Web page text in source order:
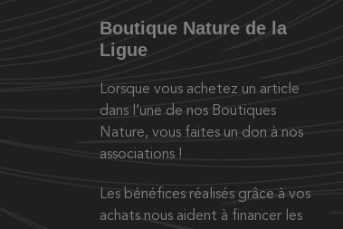
Boutique Nature de la
Ligue
Lorsque vous achetez un article
dans l’une de nos Boutiques
Nature, vous faites un don à nos
associations !
Les bénéfices réalisés grâce à vos
achats nous aident à financer les